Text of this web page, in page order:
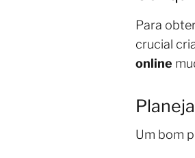
Para
crucial
online
Um bom